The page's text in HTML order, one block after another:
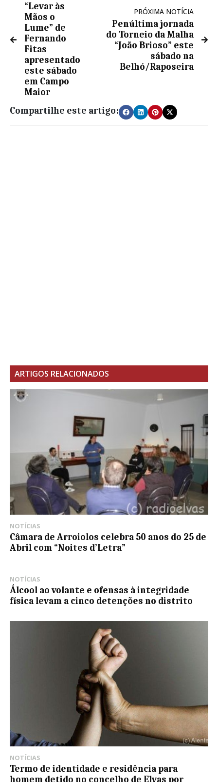
“Levar às
Mãos o
Lume” de
Fernando
Fitas
apresentado
este sábado
em Campo
Maior
PRÓXIMA NOTÍCIA
Penúltima jornada
do Torneio da Malha
“João Brioso” este
sábado na
Belhó/Raposeira
Compartilhe este artigo:
ARTIGOS RELACIONADOS
NOTÍCIAS
Câmara de Arroiolos celebra 50 anos do 25 de
Abril com “Noites d’Letra”
NOTÍCIAS
Álcool ao volante e ofensas à integridade
física levam a cinco detenções no distrito
NOTÍCIAS
Termo de identidade e residência para
homem detido no concelho de Elvas por